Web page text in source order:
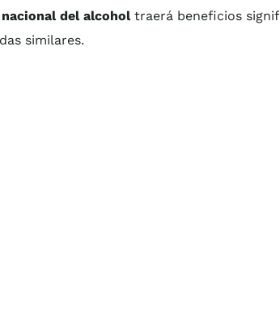
del alcoholtraerá beneficios
similares.